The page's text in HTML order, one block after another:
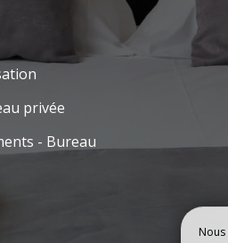
privée
- Bureau